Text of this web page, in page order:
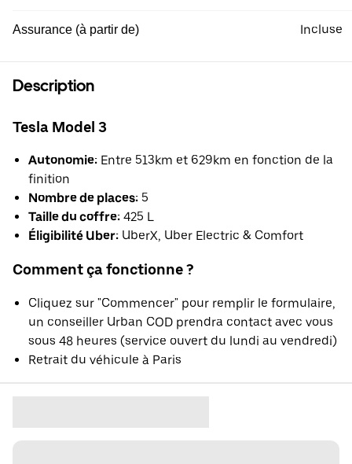
Assurance (à partir de) Incluse
Description
Tesla Model 3
Autonomie: Entre 513km et 629km en fonction de la
finition
Nombre de places: 5
Taille du coffre: 425 L
Éligibilité Uber: UberX, Uber Electric & Comfort
Comment ça fonctionne ?
Cliquez sur "Commencer" pour remplir le formulaire,
un conseiller Urban COD prendra contact avec vous
sous 48 heures (service ouvert du lundi au vendredi)
Retrait du véhicule à Paris